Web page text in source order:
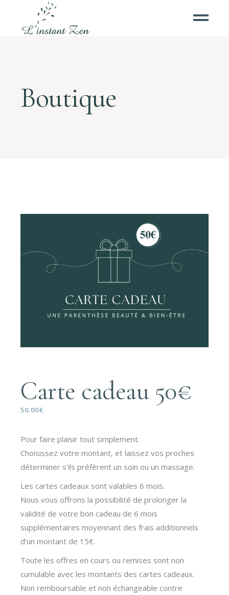
Boutique
Carte cadeau 50€
50.00€
Pour faire plaisir tout simplement.
Choisissez votre montant, et laissez vos proches
déterminer s’ils préfèrent un soin ou un massage.
Les cartes cadeaux sont valables 6 mois.
Nous vous offrons la possibilité de prolonger la
validité de votre bon cadeau de 6 mois
supplémentaires moyennant des frais additionnels
d’un montant de 15€.
Toute les offres en cours ou remises sont non
cumulable avec les montants des cartes cadeaux.
Non remboursable et non échangeable contre